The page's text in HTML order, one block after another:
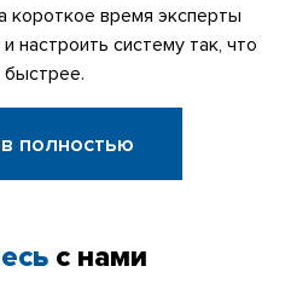
короткое время эксперты
настроить систему так, что
быстрее.
полностью
с нами